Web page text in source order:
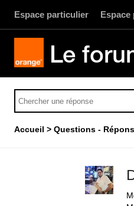
Espace particulier Espace
Le
Accueil Questions -